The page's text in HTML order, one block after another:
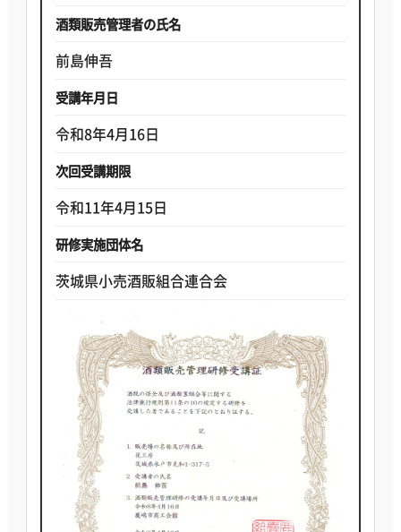
酒類販売管理者の氏名
前島伸吾
受講年月日
令和8年4月16日
次回受講期限
令和11年4月15日
研修実施団体名
茨城県小売酒販組合連合会